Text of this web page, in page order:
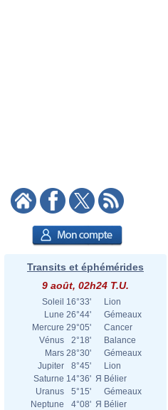
Transits et éphémérides
9 août, 02h24 T.U.
Soleil 16°33'
Lion
Lune 26°44'
Gémeaux
Mercure 29°05'
Cancer
Vénus
2°18'
Balance
Mars 28°30'
Gémeaux
Jupiter
8°45'
Lion
Saturne 14°36' Я Bélier
Uranus
5°15'
Gémeaux
Neptune
4°08' Я Bélier